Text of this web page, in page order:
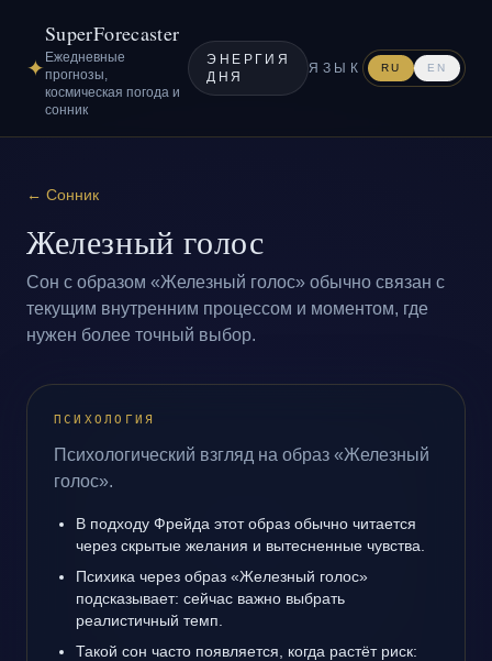
✦
SuperForecaster
Ежедневные
прогнозы,
космическая погода и
сонник
ЭНЕРГИЯ
ДНЯ
ЯЗЫК RU EN
← Сонник
Железный голос
Сон с образом «Железный голос» обычно связан с
текущим внутренним процессом и моментом, где
нужен более точный выбор.
ПСИХОЛОГИЯ
Психологический взгляд на образ «Железный
голос».
В подходу Фрейда этот образ обычно читается
через скрытые желания и вытесненные чувства.
Психика через образ «Железный голос»
подсказывает: сейчас важно выбрать
реалистичный темп.
Такой сон часто появляется, когда растёт риск: